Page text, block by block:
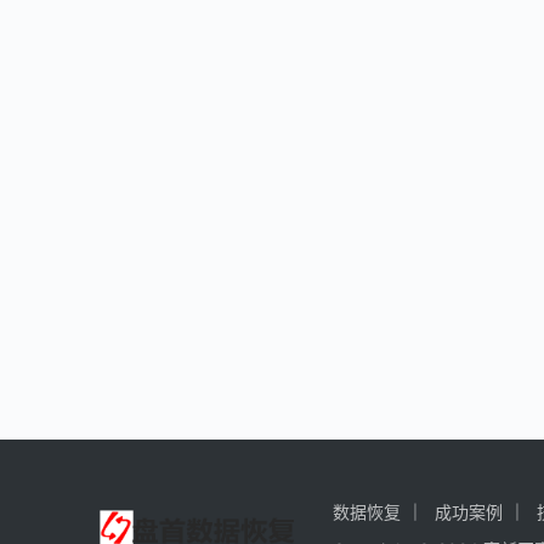
数据恢复 成功案例